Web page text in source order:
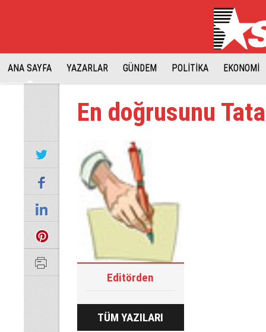
ANA SAYFA YAZARLAR GÜNDEM POLİTİKA EKONOMİ
En doğrusunu
Editörden
TÜM YAZILARI